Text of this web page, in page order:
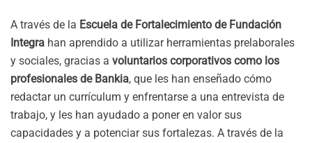
A través de la Escuela de Fortalecimiento de Fundación
Integra han aprendido a utilizar herramientas prelaborales
y sociales, gracias a voluntarios corporativos como los
profesionales de Bankia, que les han enseñado cómo
redactar un currículum y enfrentarse a una entrevista de
trabajo, y les han ayudado a poner en valor sus
capacidades y a potenciar sus fortalezas. A través de la